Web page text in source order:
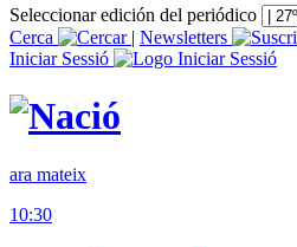
Seleccionar edición del periódico
Cerca
| Newsletters
Iniciar Sessió
ara mateix
10:30